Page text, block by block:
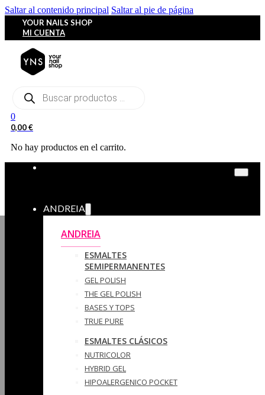
Saltar al contenido principal Saltar al pie de página
YOUR NAILS SHOP
MI CUENTA
Búsqueda
0
0,00€
No hay productos en el carrito.
ANDREIA
ANDREIA
ESMALTES
SEMIPERMANENTES
GEL POLISH
THE GEL POLISH
BASES Y‎ TOPS
TRUE PURE
ESMALTES CLÁSICOS
NUTRICOLOR
HYBRID GEL
HIPOALERGENICO POCKET